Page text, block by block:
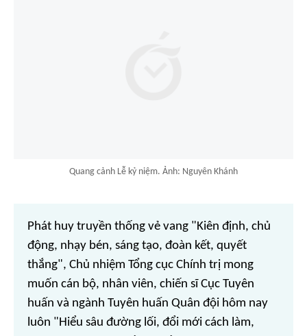
Quang cảnh Lễ kỷ niệm. Ảnh: Nguyên Khánh
Phát huy truyền thống vẻ vang "Kiên định, chủ
động, nhạy bén, sáng tạo, đoàn kết, quyết
thắng", Chủ nhiệm Tổng cục Chính trị mong
muốn cán bộ, nhân viên, chiến sĩ Cục Tuyên
huấn và ngành Tuyên huấn Quân đội hôm nay
luôn "Hiểu sâu đường lối, đổi mới cách làm,